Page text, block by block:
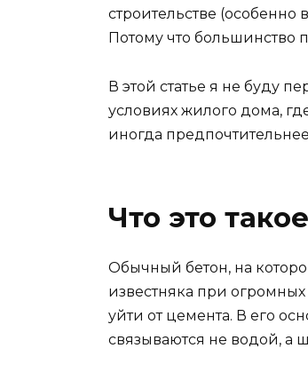
строительстве
Потому что большинство
В этой статье я не буду
условиях жилого дома,
иногда
Что это
Обычный бетон, на
известняка при
уйти от цемента. В его
связываются не водой, а